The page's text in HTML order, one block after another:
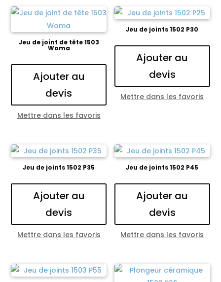
Jeu de joint de tête 1503
Woma
Ajouter au
devis
Mettre dans les favoris
Jeu de joints 1502 P30
Ajouter au
devis
Mettre dans les favoris
Jeu de joints 1502 P35
Ajouter au
devis
Mettre dans les favoris
Jeu de joints 1502 P45
Ajouter au
devis
Mettre dans les favoris